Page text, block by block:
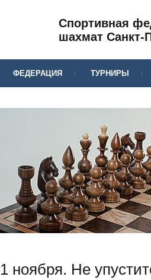
Спортивная
шахмат Санкт-
ФЕДЕРАЦИЯ ТУРНИРЫ
1 ноября. Не